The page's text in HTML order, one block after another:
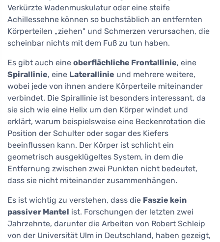
Verkürzte Wadenmuskulatur oder eine steife
Achillessehne können so buchstäblich an entfernten
Körperteilen „ziehen" und Schmerzen verursachen, die
scheinbar nichts mit dem Fuß zu tun haben.
Es gibt auch eine oberflächliche Frontallinie, eine
Spirallinie, eine Laterallinie und mehrere weitere,
wobei jede von ihnen andere Körperteile miteinander
verbindet. Die Spirallinie ist besonders interessant, da
sie sich wie eine Helix um den Körper windet und
erklärt, warum beispielsweise eine Beckenrotation die
Position der Schulter oder sogar des Kiefers
beeinflussen kann. Der Körper ist schlicht ein
geometrisch ausgeklügeltes System, in dem die
Entfernung zwischen zwei Punkten nicht bedeutet,
dass sie nicht miteinander zusammenhängen.
Es ist wichtig zu verstehen, dass die Faszie kein
passiver Mantel ist. Forschungen der letzten zwei
Jahrzehnte, darunter die Arbeiten von Robert Schleip
von der Universität Ulm in Deutschland, haben gezeigt,